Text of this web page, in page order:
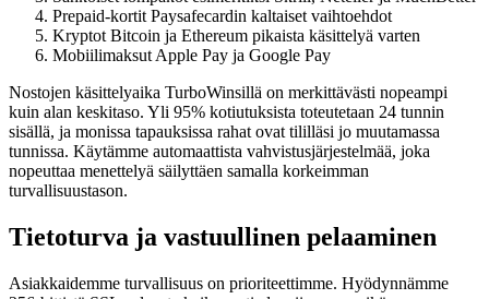
Prepaid-kortit Paysafecardin kaltaiset vaihtoehdot
Kryptot Bitcoin ja Ethereum pikaista käsittelyä varten
Mobiilimaksut Apple Pay ja Google Pay
Nostojen käsittelyaika TurboWinsillä on merkittävästi nopeampi
kuin alan keskitaso. Yli 95% kotiutuksista toteutetaan 24 tunnin
sisällä, ja monissa tapauksissa rahat ovat tililläsi jo muutamassa
tunnissa. Käytämme automaattista vahvistusjärjestelmää, joka
nopeuttaa menettelyä säilyttäen samalla korkeimman
turvallisuustason.
Tietoturva ja vastuullinen pelaaminen
Asiakkaidemme turvallisuus on prioriteettimme. Hyödynnämme